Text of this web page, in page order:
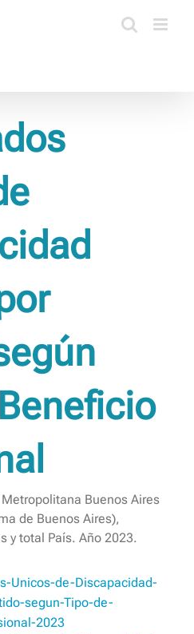
Buenos Aires
de Buenos Aires),
y total País. Año 2023.
Unicos-de-Discapacidad-
segun-Tipo-de-
2023